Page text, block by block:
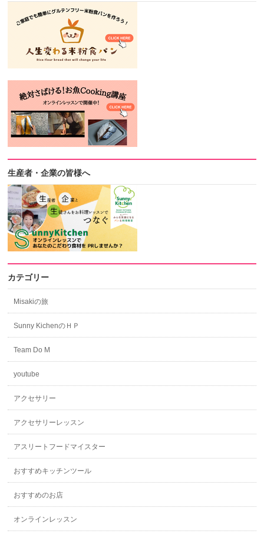
生産者・企業の皆様へ
カテゴリー
Misakiの旅
Sunny KichenのＨＰ
Team Do M
youtube
アクセサリー
アクセサリーレッスン
アスリートフードマイスター
おすすめキッチンツール
おすすめのお店
オンラインレッスン